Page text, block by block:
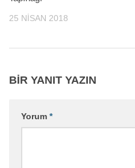
25 NISAN 2018
BIR YANIT YAZIN
Yorum *